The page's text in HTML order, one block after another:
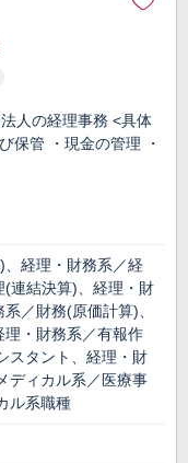
人の経理事務 <具体
保管 ・現金の管理 ・
経理・財務系／経
連結決算)、経理・財
／財務(原価計算)、
・財務系／有報作
スタント、経理・財
ディカル系／医療事
ル系職種